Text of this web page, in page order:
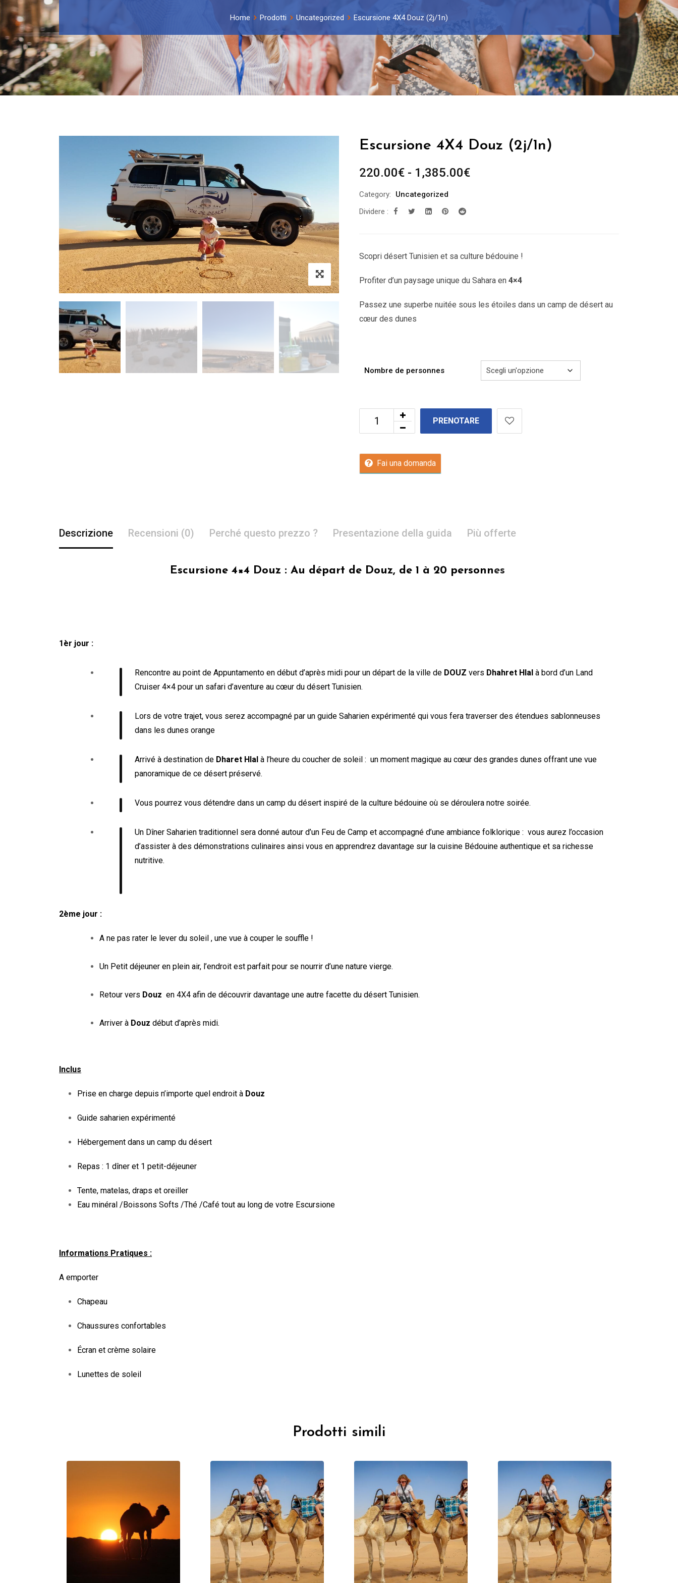
Home Prodotti Uncategorized Escursione 4X4 Douz (2j/1n)
Escursione 4X4 Douz (2j/1n)
220.00€ - 1,385.00€Fascia
1,385.00€
Category:
Uncategorized
Dividere :
Scopri désert Tunisien et sa culture bédouine !
Profiter d’un paysage unique du Sahara en 4×4
Passez une superbe nuitée sous les étoiles dans un camp de désert au
cœur des dunes
Nombre de personnes
PRENOTARE
Fai una domanda
Descrizione Recensioni (0) Perché questo prezzo ? Presentazione della guida Più offerte
Escursione 4×4 Douz : Au départ de Douz, de 1 à 20 personnes
1èr jour :
Rencontre au point de Appuntamento en début d’après midi pour un départ de la ville de DOUZ vers Dhahret Hlal à bord d’un Land
Cruiser 4×4 pour un safari d’aventure au cœur du désert Tunisien.
Lors de votre trajet, vous serez accompagné par un guide Saharien expérimenté qui vous fera traverser des étendues sablonneuses
dans les dunes orange
Arrivé à destination de Dharet Hlal à l’heure du coucher de soleil : un moment magique au cœur des grandes dunes offrant une vue
panoramique de ce désert préservé.
Vous pourrez vous détendre dans un camp du désert inspiré de la culture bédouine où se déroulera notre soirée.
Un Dîner Saharien traditionnel sera donné autour d’un Feu de Camp et accompagné d’une ambiance folklorique : vous aurez l’occasion
d’assister à des démonstrations culinaires ainsi vous en apprendrez davantage sur la cuisine Bédouine authentique et sa richesse
nutritive.
2ème jour :
A ne pas rater le lever du soleil , une vue à couper le souffle !
Un Petit déjeuner en plein air, l’endroit est parfait pour se nourrir d’une nature vierge.
Retour vers Douz en 4X4 afin de découvrir davantage une autre facette du désert Tunisien.
Arriver à Douz début d’après midi.
Inclus
Prise en charge depuis n’importe quel endroit à Douz
Guide saharien expérimenté
Hébergement dans un camp du désert
Repas : 1 dîner et 1 petit-déjeuner
Tente, matelas, draps et oreiller
Eau minéral /Boissons Softs /Thé /Café tout au long de votre Escursione
Informations Pratiques :
A emporter
Chapeau
Chaussures confortables
Écran et crème solaire
Lunettes de soleil
Prodotti simili